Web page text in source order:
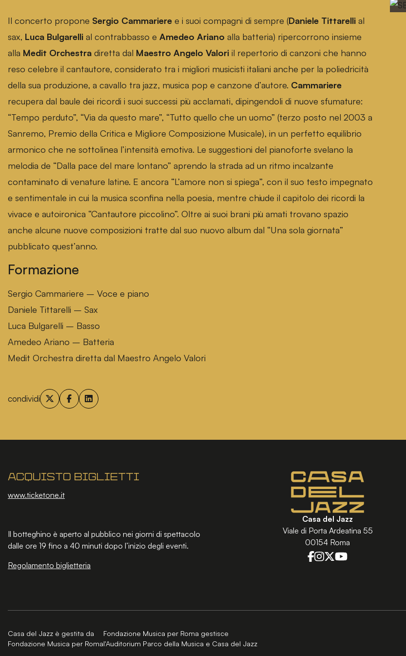
Il concerto propone Sergio Cammariere e i suoi compagni di sempre (Daniele Tittarelli al
sax, Luca Bulgarelli al contrabbasso e Amedeo Ariano alla batteria) ripercorrono insieme
alla Medit Orchestra diretta dal Maestro Angelo Valori il repertorio di canzoni che hanno
reso celebre il cantautore, considerato tra i migliori musicisti italiani anche per la poliedricità
della sua produzione, a cavallo tra jazz, musica pop e canzone d’autore. Cammariere
recupera dal baule dei ricordi i suoi successi più acclamati, dipingendoli di nuove sfumature:
“Tempo perduto”, “Via da questo mare”, “Tutto quello che un uomo” (terzo posto nel 2003 a
Sanremo, Premio della Critica e Migliore Composizione Musicale), in un perfetto equilibrio
armonico che ne sottolinea l’intensità emotiva. Le suggestioni del pianoforte svelano la
melodia de “Dalla pace del mare lontano” aprendo la strada ad un ritmo incalzante
contaminato di venature latine. E ancora “L’amore non si spiega”, con il suo testo impegnato
e sentimentale in cui la musica sconfina nella poesia, mentre chiude il capitolo dei ricordi la
vivace e autoironica “Cantautore piccolino”. Oltre ai suoi brani più amati trovano spazio
anche alcune nuove composizioni tratte dal suo nuovo album dal “Una sola giornata”
pubblicato quest’anno.
Formazione
Sergio Cammariere – Voce e piano
Daniele Tittarelli – Sax
Luca Bulgarelli – Basso
Amedeo Ariano – Batteria
Medit Orchestra diretta dal Maestro Angelo Valori
condividi
Acquisto biglietti
www.ticketone.it
Il botteghino è aperto al pubblico nei giorni di spettacolo
dalle ore 19 fino a 40 minuti dopo l’inizio degli eventi.
Regolamento biglietteria
Casa del Jazz
Viale di Porta Ardeatina 55
00154 Roma
Casa del Jazz è gestita da
Fondazione Musica per Roma
Fondazione Musica per Roma gestisce
l'Auditorium Parco della Musica e Casa del Jazz